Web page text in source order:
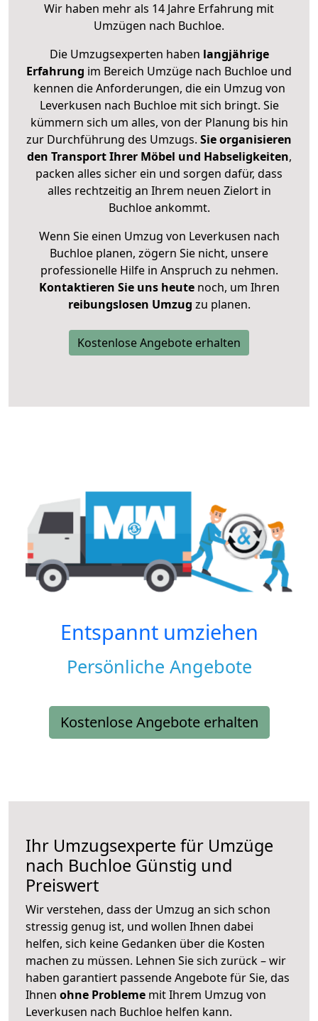
Wir haben mehr als 14 Jahre Erfahrung mit
Umzügen nach Buchloe.
Die Umzugsexperten haben langjährige
Erfahrung im Bereich Umzüge nach Buchloe und
kennen die Anforderungen, die ein Umzug von
Leverkusen nach Buchloe mit sich bringt. Sie
kümmern sich um alles, von der Planung bis hin
zur Durchführung des Umzugs. Sie organisieren
den Transport Ihrer Möbel und Habseligkeiten,
packen alles sicher ein und sorgen dafür, dass
alles rechtzeitig an Ihrem neuen Zielort in
Buchloe ankommt.
Wenn Sie einen Umzug von Leverkusen nach
Buchloe planen, zögern Sie nicht, unsere
professionelle Hilfe in Anspruch zu nehmen.
Kontaktieren Sie uns heutenoch, um Ihren
reibungslosen Umzug zu planen.
Kostenlose Angebote erhalten
Entspannt umziehen
Persönliche Angebote
Kostenlose Angebote erhalten
Ihr Umzugsexperte für Umzüge
nach Buchloe Günstig und
Preiswert
Wir verstehen, dass der Umzug an sich schon
stressig genug ist, und wollen Ihnen dabei
helfen, sich keine Gedanken über die Kosten
machen zu müssen. Lehnen Sie sich zurück – wir
haben garantiert passende Angebote für Sie, das
Ihnen ohne Probleme mit Ihrem Umzug von
Leverkusen nach Buchloe helfen kann.